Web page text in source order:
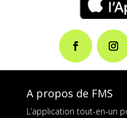
A propos de FMS
L’application tout-en-un